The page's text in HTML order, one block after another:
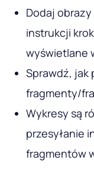
Dodaj
instrukcji
wyświetlane
Sprawdź, jak
fragmenty/
Wykresy są
przesyłanie
fragmentów